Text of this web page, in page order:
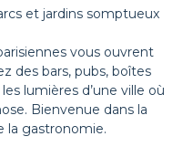
et jardins somptueux
vous ouvrent
des bars, pubs, boîtes
lumières d’une ville où
Bienvenue dans la
la gastronomie.